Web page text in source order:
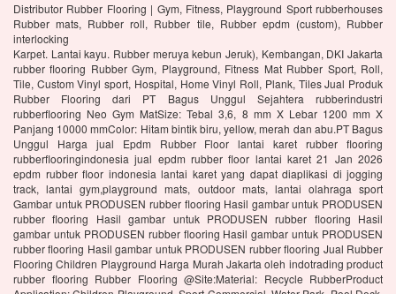
Distributor Rubber Flooring | Gym, Fitness, Playground Sport rubberhouses
Rubber mats, Rubber roll, Rubber tile, Rubber epdm (custom), Rubber
interlocking
Karpet. Lantai kayu. Rubber meruya kebun Jeruk), Kembangan, DKI Jakarta
rubber flooring Rubber Gym, Playground, Fitness Mat Rubber Sport, Roll,
Tile, Custom Vinyl sport, Hospital, Home Vinyl Roll, Plank, Tiles Jual Produk
Rubber Flooring dari PT Bagus Unggul Sejahtera rubberindustri
rubberflooring Neo Gym MatSize: Tebal 3,6, 8 mm X Lebar 1200 mm X
Panjang 10000 mmColor: Hitam bintik biru, yellow, merah dan abu.PT Bagus
Unggul Harga jual Epdm Rubber Floor lantai karet rubber flooring
rubberflooringindonesia jual epdm rubber floor lantai karet 21 Jan 2026
epdm rubber floor indonesia lantai karet yang dapat diaplikasi di jogging
track, lantai gym,playground mats, outdoor mats, lantai olahraga sport
Gambar untuk PRODUSEN rubber flooring Hasil gambar untuk PRODUSEN
rubber flooring Hasil gambar untuk PRODUSEN rubber flooring Hasil
gambar untuk PRODUSEN rubber flooring Hasil gambar untuk PRODUSEN
rubber flooring Hasil gambar untuk PRODUSEN rubber flooring Jual Rubber
Flooring Children Playground Harga Murah Jakarta oleh indotrading product
rubber flooring Rubber Flooring @Site:Material: Recycle RubberProduct